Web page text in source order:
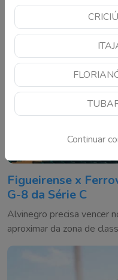
Continuar
Figueirense x
G-8 da Série C
Alvinegro precisa vencer
aproximar da zona de